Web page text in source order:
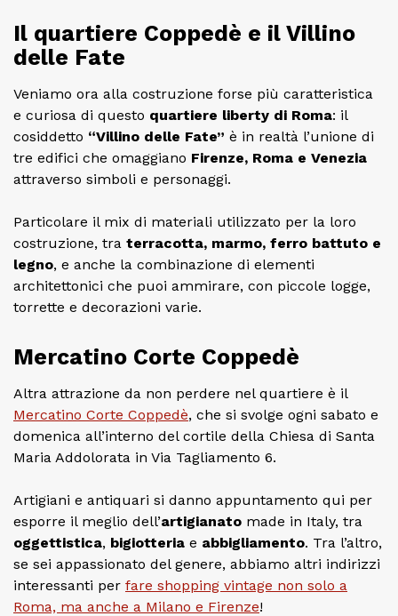
Il quartiere Coppedè e il Villino
delle Fate
Veniamo ora alla costruzione forse più caratteristica
e curiosa di questo quartiere liberty di Roma: il
cosiddetto “Villino delle Fate” è in realtà l’unione di
tre edifici che omaggiano Firenze, Roma e Venezia
attraverso simboli e personaggi.
Particolare il mix di materiali utilizzato per la loro
costruzione, tra terracotta, marmo, ferro battuto e
legno, e anche la combinazione di elementi
architettonici che puoi ammirare, con piccole logge,
torrette e decorazioni varie.
Mercatino Corte Coppedè
Altra attrazione da non perdere nel quartiere è il
Mercatino Corte Coppedè, che si svolge ogni sabato e
domenica all’interno del cortile della Chiesa di Santa
Maria Addolorata in Via Tagliamento 6.
Artigiani e antiquari si danno appuntamento qui per
esporre il meglio dell’artigianato made in Italy, tra
oggettistica, bigiotteria e abbigliamento. Tra l’altro,
se sei appassionato del genere, abbiamo altri indirizzi
interessanti per fare shopping vintage non solo a
Roma, ma anche a Milano e Firenze!